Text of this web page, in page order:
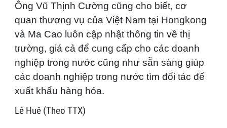
Ông Vũ Thịnh Cường cũng cho biết, cơ
quan thương vụ của Việt Nam tại Hongkong
và Ma Cao luôn cập nhật thông tin về thị
trường, giá cả để cung cấp cho các doanh
nghiệp trong nước cũng như sẵn sàng giúp
các doanh nghiệp trong nước tìm đối tác để
xuất khẩu hàng hóa.
Lê Huê (Theo TTX)